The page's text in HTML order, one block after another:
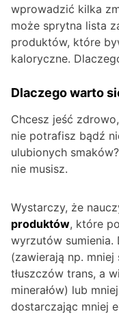
wprowadzić kilka
może sprytna lista
produktów, które
kaloryczne.
Dlaczego warto
Chcesz jeść
nie potrafisz bądź
ulubionych
nie musisz.
Wystarczy, że
produktów, które
wyrzutów sumienia.
(zawierają np. mniej
tłuszczów trans, a
minerałów) lub
dostarczając mniej